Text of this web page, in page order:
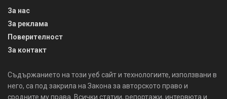
За нас
За реклама
Поверителност
За контакт
Съдържанието на този уеб сайт и технологиите, използвани в
него, са под закрила на Закона за авторското право и
сродните му права. Всички статии, репортажи, интервюта и